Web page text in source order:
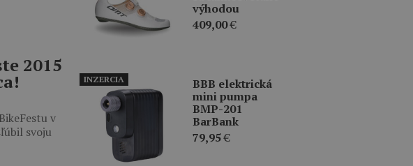
2015
v
svoju
výhodou
409,00€
BBB elektrická
mini pumpa
BMP-201
BarBank
79,95€
INZERCIA